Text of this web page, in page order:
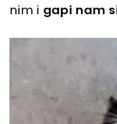
nim i gapi nam